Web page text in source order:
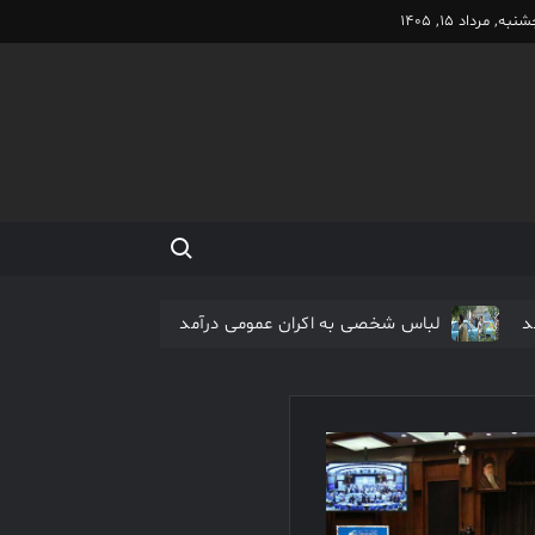
مرداد 15, 1405
Search for:
لباس شخصی به اکران عمومی درآمد
فیلم کیمیایی متوقف شد